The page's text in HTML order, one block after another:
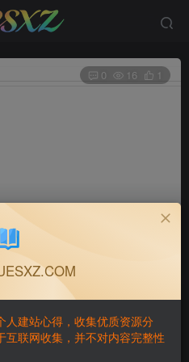
界+全套源码
0 16 1
关注 私信
人建站心得，收集优质资源分
联网收集，并不对内容完整性